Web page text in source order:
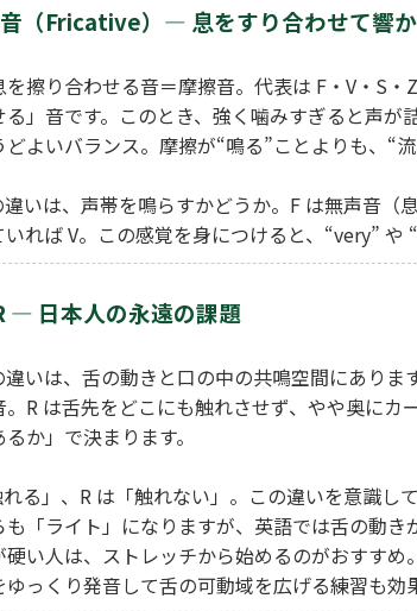
（Fricative）― 息をすり合わせて響
を擦り合わせる音＝摩擦音。代表は F・V・S
る」音です。このとき、強く噛みすぎると声
よいバランス。摩擦が“鳴る”ことよりも、“流
違いは、声帯を鳴らすかどうか。F は無声音（
れば V。この感覚を身につけると、“very” や
― 日本人の永遠の課題
違いは、舌の動きと口の中の共鳴空間にあり
。R は舌先をどこにも触れさせず、やや奥に
か」で決まります。
る」、R は「触れない」。この違いを意識
も「ライト」になりますが、英語では舌の動
硬い人は、ストレッチから始めるのがおすす
っくり発音して舌の可動域を広げる練習も効